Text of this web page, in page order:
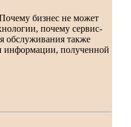
Почему бизнес не может
почему сервис-
обслуживания также
информации, полученной